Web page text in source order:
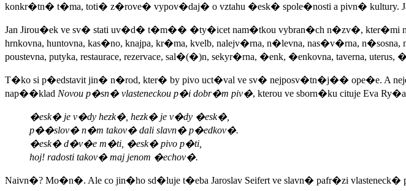
konkr�tn� t�ma, toti� z�rove� vypov�daj� o vztahu �esk� spole�nosti a pivn� kultury.
Jan Jirou�ek ve sv� stati uv�d� t�m�� �ty�icet nam�tkou vybran�ch n�zv�, kter�mi
hrnkovna, huntovna, kas�no, knajpa, kr�ma, kvelb, nalejv�rna, n�levna, nas�v�rna, n�sosna,
poustevna, putyka, restaurace, rezervace, sal�(�)n, sekyr�rna, �enk, �enkovna, taverna, uterus,
T�ko si p�edstavit jin� n�rod, kter� by pivo uct�val ve sv� nejposv�tn�j�� ope�e. A
nap��klad Novou p�sn� vlasteneckou p�i dobr�m piv�, kterou ve sborn�ku cituje Eva
�esk� je v�dy hezk�, hezk� je v�dy �esk�,
p��slov� n�m takov� dali slavn� p�edkov�.
�esk� d�v�e m�ti, �esk� pivo p�ti,
hoj! radosti takov� maj jenom �echov�.
Naivn�? Mo�n�. Ale co jin�ho sd�luje t�eba Jaroslav Seifert ve slavn� pafr�zi